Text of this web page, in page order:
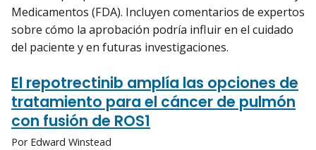
Medicamentos (FDA). Incluyen comentarios de expertos
sobre cómo la aprobación podría influir en el cuidado
del paciente y en futuras investigaciones.
El repotrectinib amplía las opciones de
tratamiento para el cáncer de pulmón
con fusión de ROS1
Por Edward Winstead